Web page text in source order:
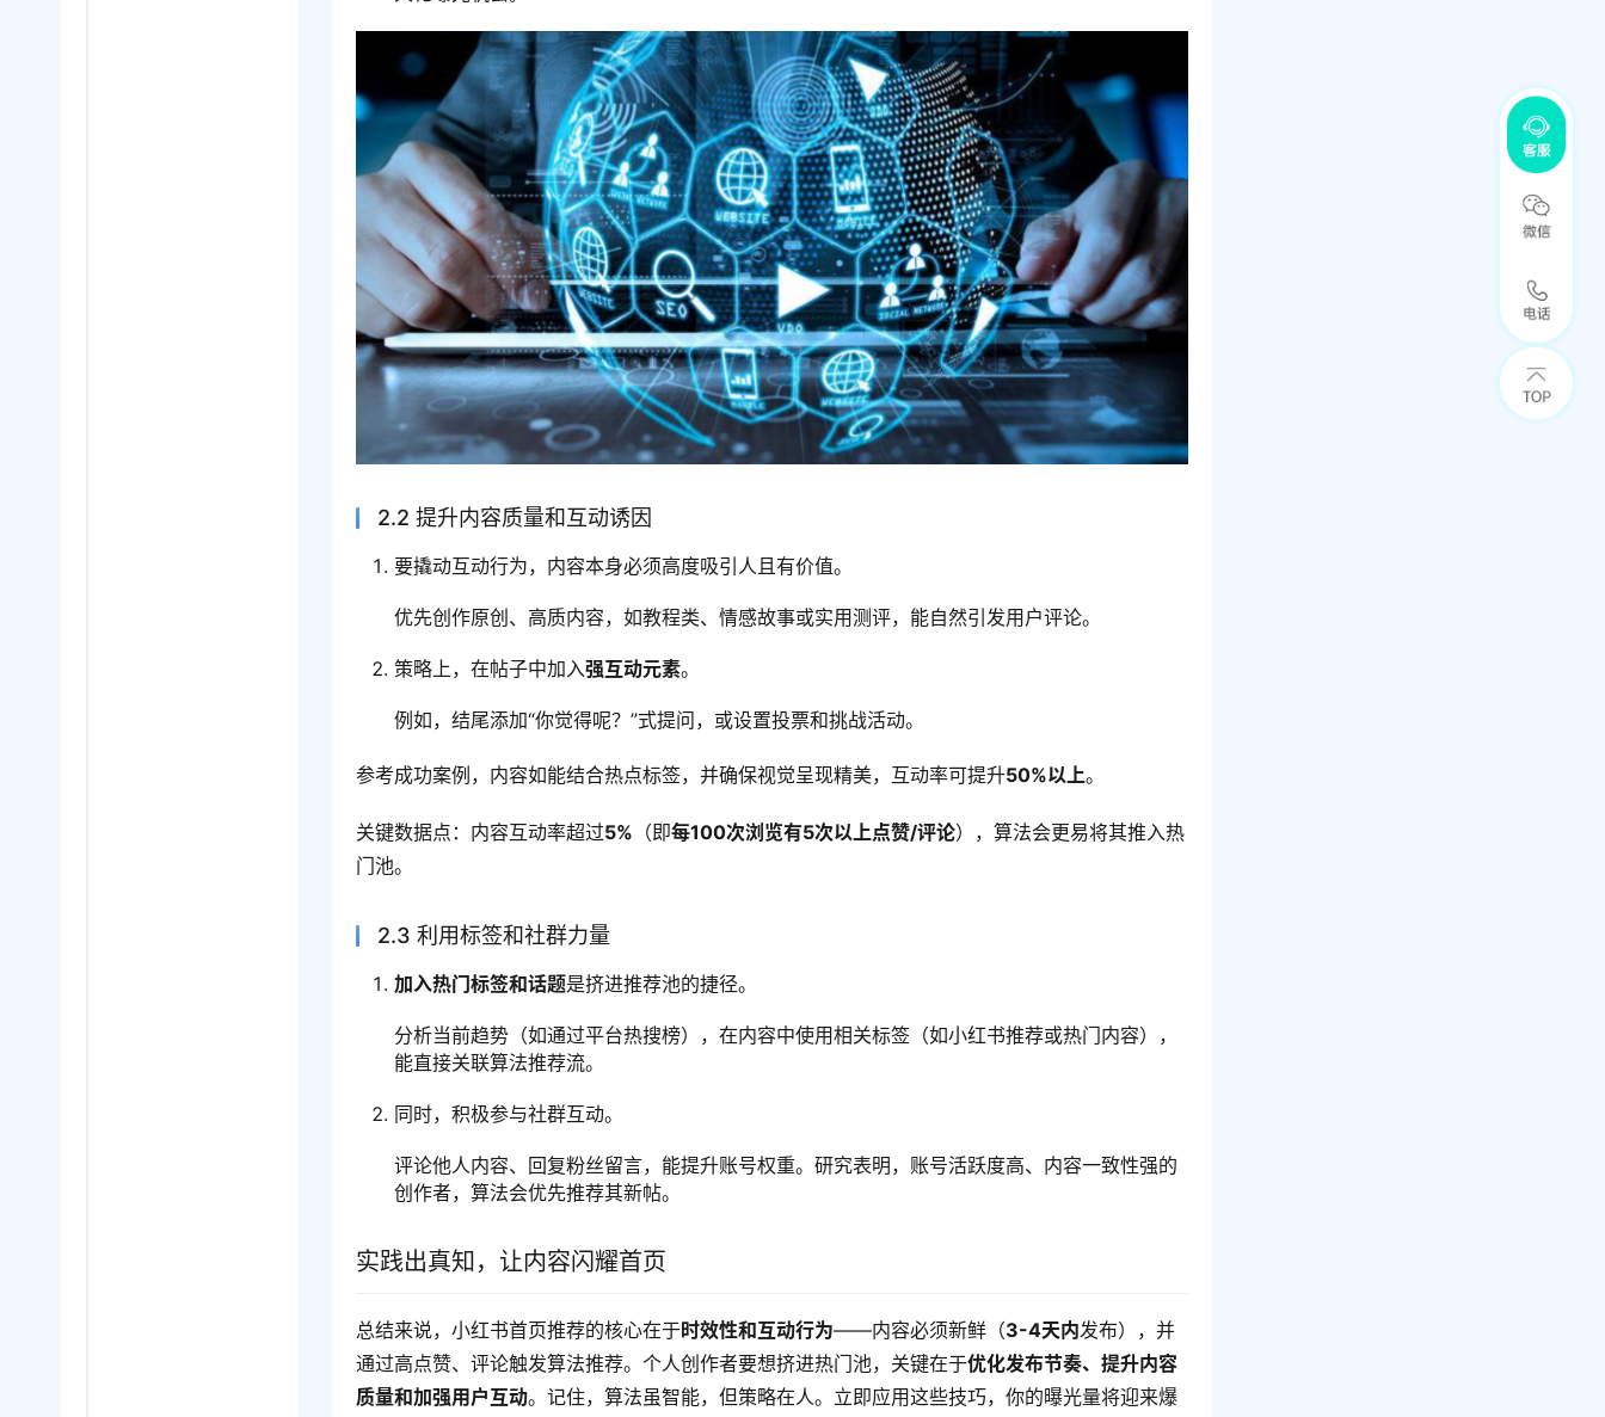
2.2 提升内容质量和互动诱因
要撬动互动行为，内容本身必须高度吸引人且有价值。
优先创作原创、高质内容，如教程类、情感故事或实用测评，能自然引发用户评论。
策略上，在帖子中加入强互动元素。
例如，结尾添加“你觉得呢？”式提问，或设置投票和挑战活动。
参考成功案例，内容如能结合热点标签，并确保视觉呈现精美，互动率可提升50%以上。
关键数据点：内容互动率超过5% （即每100次浏览有5次以上点赞/评论），算法会更易将其推入热
门池。
2.3 利用标签和社群力量
加入热门标签和话题是挤进推荐池的捷径。
分析当前趋势（如通过平台热搜榜），在内容中使用相关标签（如小红书推荐或热门内容），
能直接关联算法推荐流。
同时，积极参与社群互动。
评论他人内容、回复粉丝留言，能提升账号权重。研究表明，账号活跃度高、内容一致性强的
创作者，算法会优先推荐其新帖。
实践出真知，让内容闪耀首页
总结来说，小红书首页推荐的核心在于时效性和互动行为——内容必须新鲜（3-4天内发布），并
通过高点赞、评论触发算法推荐。个人创作者要想挤进热门池，关键在于优化发布节奏、提升内容
质量和加强用户互动。记住，算法虽智能，但策略在人。立即应用这些技巧，你的曝光量将迎来爆